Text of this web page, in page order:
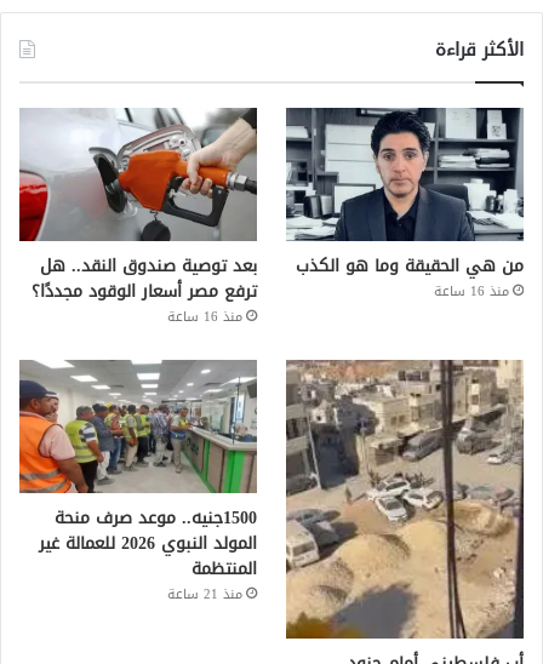
الأكثر قراءة
من هي الحقيقة وما هو الكذب
منذ 16 ساعة
بعد توصية صندوق النقد.. هل
ترفع مصر أسعار الوقود مجددًا؟
منذ 16 ساعة
1500جنيه.. موعد صرف منحة
المولد النبوي 2026 للعمالة غير
المنتظمة
منذ 21 ساعة